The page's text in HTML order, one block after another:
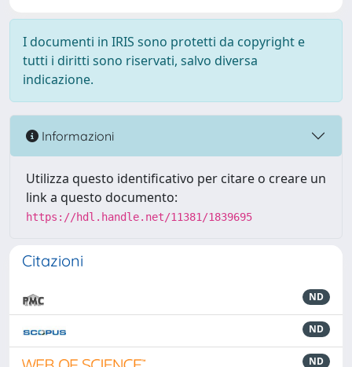
I documenti in IRIS sono protetti da copyright e
tutti i diritti sono riservati, salvo diversa
indicazione.
Informazioni
Utilizza questo identificativo per citare o creare un
link a questo documento:
https://hdl.handle.net/11381/1839695
Citazioni
ND
ND
ND